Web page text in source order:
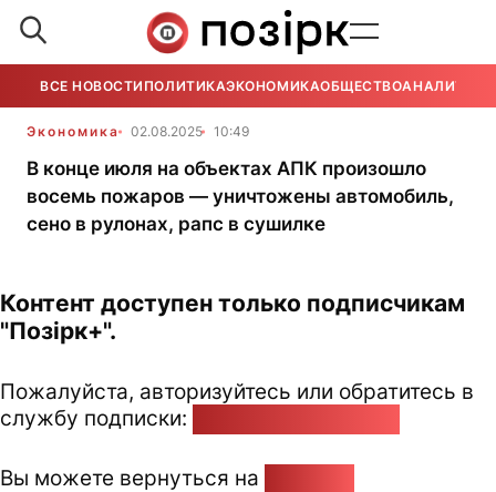
ВСЕ НОВОСТИ ПОЛИТИКАЭКОНОМИКАОБЩЕСТВОАНАЛИТИКА
Экономика 02.08.2025 10:49
В конце июля на объектах АПК произошло
восемь пожаров — уничтожены автомобиль,
сено в рулонах, рапс в сушилке
Контент доступен только подписчикам
"Позірк+".
Пожалуйста, авторизуйтесь или обратитесь в
службу подписки:
Вы можете вернуться на